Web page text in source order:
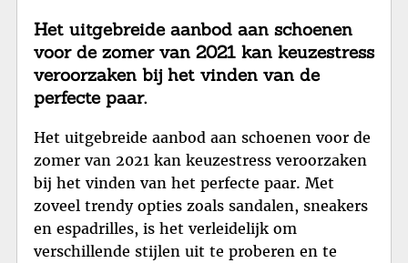
Het uitgebreide aanbod aan schoenen
voor de zomer van 2021 kan keuzestress
veroorzaken bij het vinden van de
perfecte paar.
Het uitgebreide aanbod aan schoenen voor de
zomer van 2021 kan keuzestress veroorzaken
bij het vinden van het perfecte paar. Met
zoveel trendy opties zoals sandalen, sneakers
en espadrilles, is het verleidelijk om
verschillende stijlen uit te proberen en te